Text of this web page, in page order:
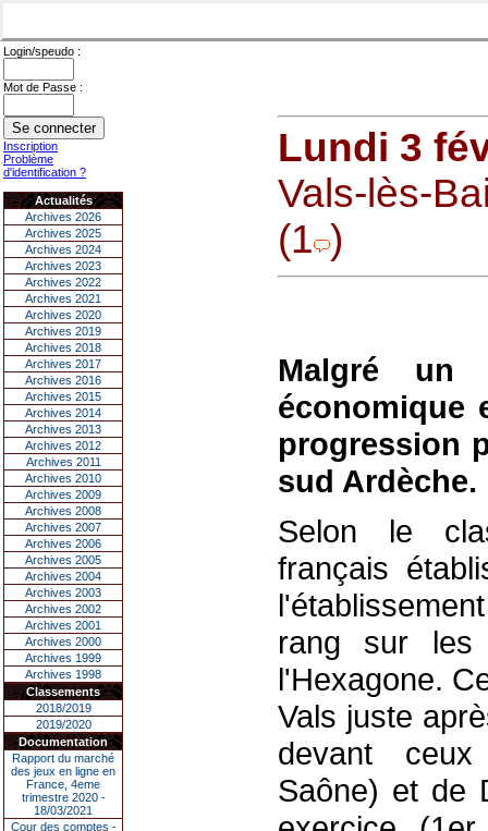
Login/speudo :
Mot de Passe :
Inscription
Problème
d'identification ?
Actualités
Archives 2026
Archives 2025
Archives 2024
Archives 2023
Archives 2022
Archives 2021
Archives 2020
Archives 2019
Archives 2018
Archives 2017
Archives 2016
Archives 2015
Archives 2014
Archives 2013
Archives 2012
Archives 2011
Archives 2010
Archives 2009
Archives 2008
Archives 2007
Archives 2006
Archives 2005
Archives 2004
Archives 2003
Archives 2002
Archives 2001
Archives 2000
Archives 1999
Archives 1998
Classements
2018/2019
2019/2020
Documentation
Rapport du marché
des jeux en ligne en
France, 4eme
trimestre 2020 -
18/03/2021
Cour des comptes -
Lundi 3
Vals-lès-
(1 )
Malgré un
économique
progression
sud Ardèche.
Selon le
français
rang sur les
l'Hexagone.
Vals juste
devant
Saône) et de